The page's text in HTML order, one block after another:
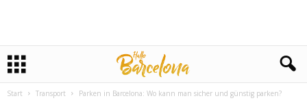
Start Transport Parken in Barcelona: Wo kann man sicher und günstig parken?